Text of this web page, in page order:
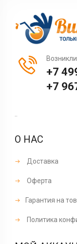
+7
+7
..
О НАС
Доставка
Оферта
Гарантия на
Политика